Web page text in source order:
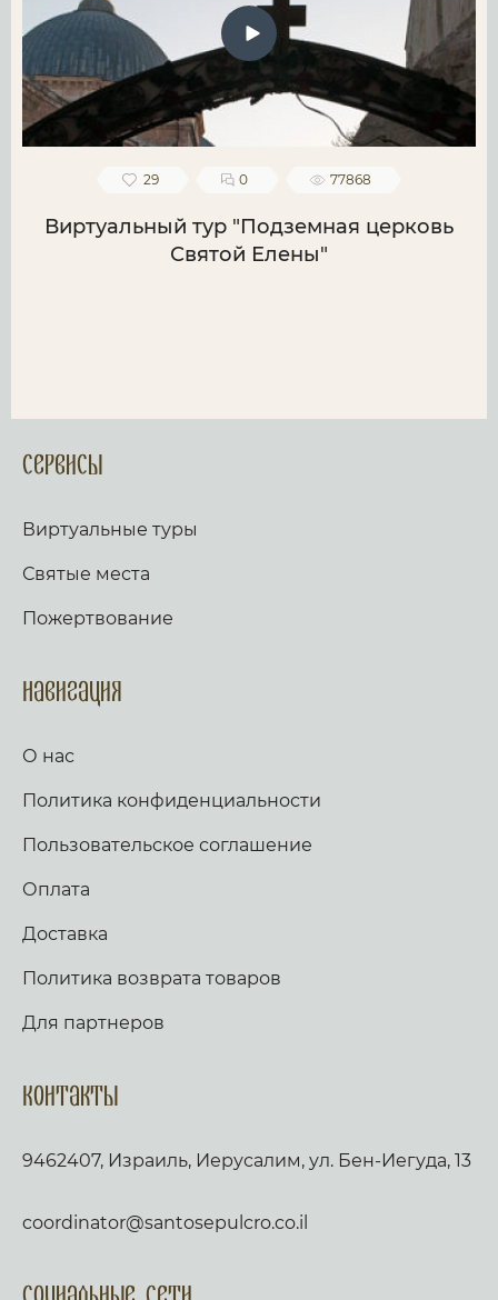
29 0 77868
Виртуальный тур "Подземная церковь
Святой Елены"
Сервисы
Виртуальные туры
Святые места
Пожертвование
Навигация
О нас
Политика конфиденциальности
Пользовательское соглашение
Оплата
Доставка
Политика возврата товаров
Для партнеров
Контакты
9462407, Израиль, Иерусалим, ул. Бен-Иегуда, 13
coordinator@santosepulcro.co.il